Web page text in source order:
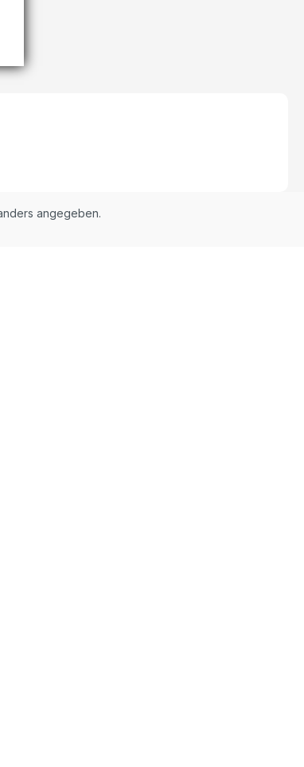
angegeben.